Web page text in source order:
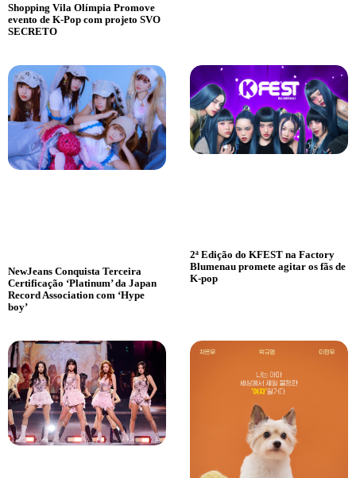
Shopping Vila Olímpia Promove
evento de K-Pop com projeto SVO
SECRETO
NewJeans Conquista Terceira
Certificação ‘Platinum’ da Japan
Record Association com ‘Hype
boy’
2ª Edição do KFEST na Factory
Blumenau promete agitar os fãs de
K-pop